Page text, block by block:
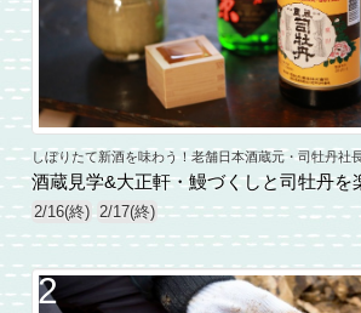
しぼりたて新酒を味わう！老舗日本酒蔵元・司牡丹社
酒蔵見学&大正軒・鰻づくしと司牡丹を
2/16(終) 2/17(終)
2